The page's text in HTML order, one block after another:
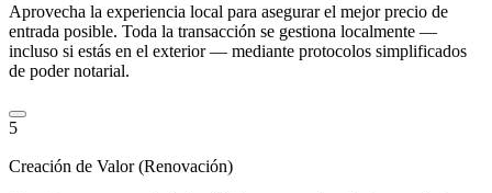
Aprovecha la experiencia local para asegurar el mejor precio de
entrada posible. Toda la transacción se gestiona localmente —
incluso si estás en el exterior — mediante protocolos simplificados
de poder notarial.
5
Creación de Valor (Renovación)